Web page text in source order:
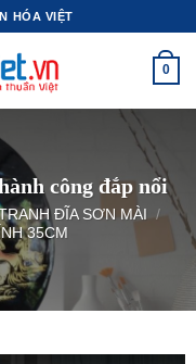
HÓA VIỆT
0
công đắp nổi
ĐĨA SƠN MÀI /
35CM